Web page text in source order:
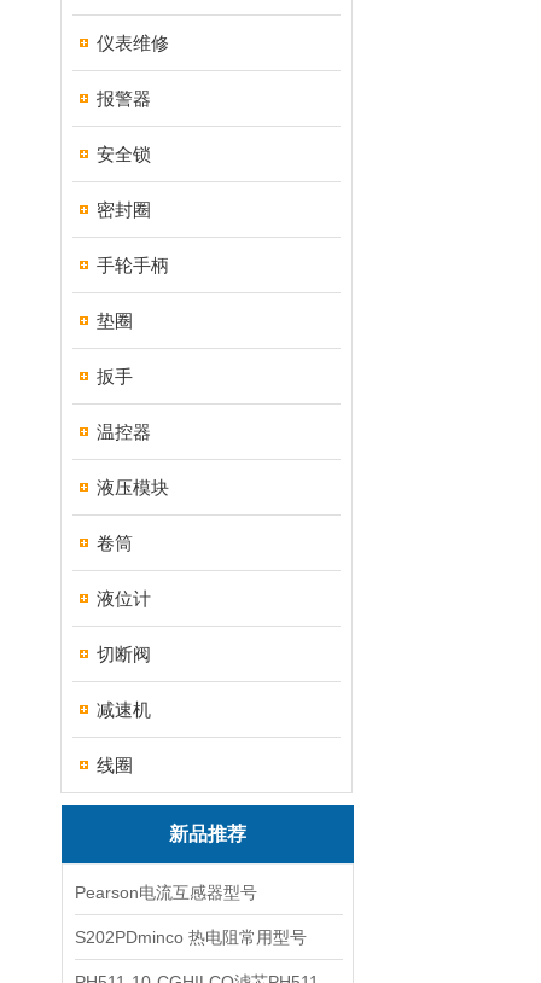
仪表维修
报警器
安全锁
密封圈
手轮手柄
垫圈
扳手
温控器
液压模块
卷筒
液位计
切断阀
减速机
线圈
新品推荐
Pearson电流互感器型号
S202PDminco 热电阻常用型号